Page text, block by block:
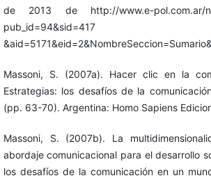
de 2013 de http://www.e-pol.com.ar/
pub_id=94&sid=417
Massoni, S. (2007a). Hacer clic en la
Estrategias: los desafíos de la
(pp. 63-70). Argentina: Homo Sapiens
Massoni, S. (2007b). La
abordaje comunicacional para el desarrollo
los desafíos de la comunicación en un